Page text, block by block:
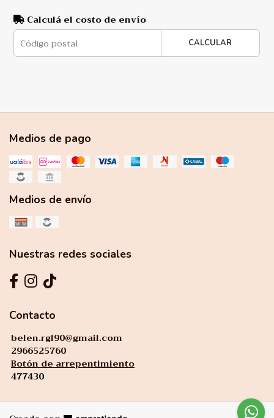
Calculá el costo de envío
CALCULAR
Medios de pago
Medios de envío
Nuestras redes sociales
Contacto
belen.rgl90@gmail.com
2966525760
Botón de arrepentimiento
477430